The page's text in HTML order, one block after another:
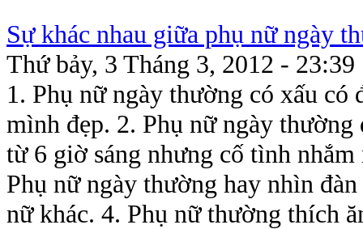
Sự khác nhau giữa phụ nữ ngày
Thứ bảy, 3 Tháng 3, 2012 - 23:39
1. Phụ nữ ngày thường có xấu có
mình đẹp. 2. Phụ nữ ngày
từ 6 giờ sáng nhưng cố tình
Phụ nữ ngày thường hay nhìn
nữ khác. 4. Phụ nữ thường thích